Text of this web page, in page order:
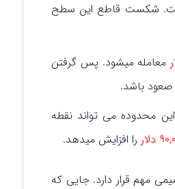
شکست قاطع این سطح
معامله میشود. پس گرفتن
صعود باشد.
محدوده می تواند نقطه
را افزایش میدهد.
مهم قرار دارد. جایی که